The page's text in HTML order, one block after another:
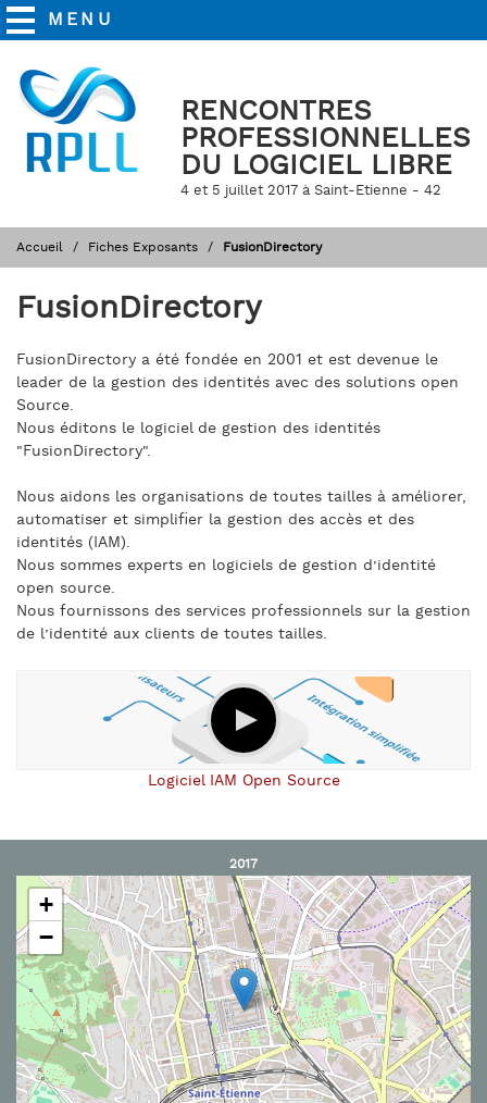
MENU
RENCONTRES
PROFESSIONNELLES
DU LOGICIEL LIBRE
4 et 5 juillet 2017 à Saint-Etienne - 42
Accueil Fiches Exposants FusionDirectory
FusionDirectory
FusionDirectory a été fondée en 2001 et est devenue le
leader de la gestion des identités avec des solutions open
Source.
Nous éditons le logiciel de gestion des identités
"FusionDirectory".
Nous aidons les organisations de toutes tailles à améliorer,
automatiser et simplifier la gestion des accès et des
identités (IAM).
Nous sommes experts en logiciels de gestion d’identité
open source.
Nous fournissons des services professionnels sur la gestion
de l’identité aux clients de toutes tailles.
Logiciel IAM Open Source
2017
+
−